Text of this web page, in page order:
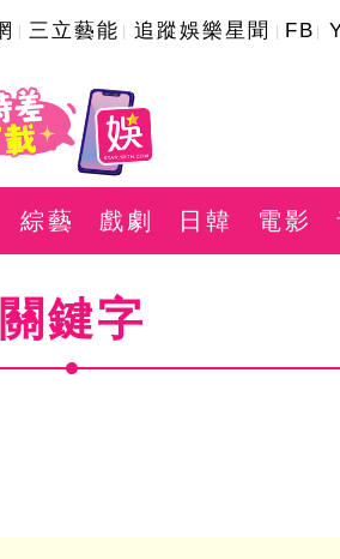
三立藝能 追蹤娛樂星聞 FB
綜藝 戲劇 日韓 電影
關鍵字